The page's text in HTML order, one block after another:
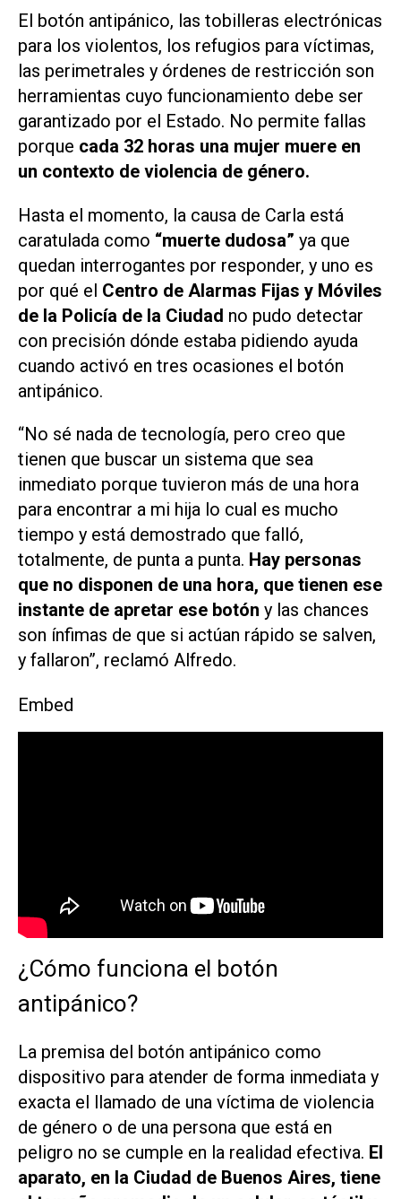
El botón antipánico, las tobilleras electrónicas
para los violentos, los refugios para víctimas,
las perimetrales y órdenes de restricción son
herramientas cuyo funcionamiento debe ser
garantizado por el Estado. No permite fallas
porque cada 32 horas una mujer muere en
un contexto de violencia de género.
Hasta el momento, la causa de Carla está
caratulada como “muerte dudosa” ya que
quedan interrogantes por responder, y uno es
por qué el Centro de Alarmas Fijas y Móviles
de la Policía de la Ciudad no pudo detectar
con precisión dónde estaba pidiendo ayuda
cuando activó en tres ocasiones el botón
antipánico.
“No sé nada de tecnología, pero creo que
tienen que buscar un sistema que sea
inmediato porque tuvieron más de una hora
para encontrar a mi hija lo cual es mucho
tiempo y está demostrado que falló,
totalmente, de punta a punta. Hay personas
que no disponen de una hora, que tienen ese
instante de apretar ese botón y las chances
son ínfimas de que si actúan rápido se salven,
y fallaron”, reclamó Alfredo.
Embed
¿Cómo funciona el botón
antipánico?
La premisa del botón antipánico como
dispositivo para atender de forma inmediata y
exacta el llamado de una víctima de violencia
de género o de una persona que está en
peligro no se cumple en la realidad efectiva. El
aparato, en la Ciudad de Buenos Aires, tiene